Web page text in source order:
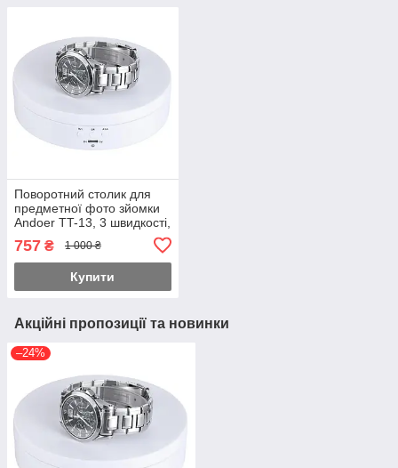
Поворотний столик для
предметної фото зйомки
Andoer TT-13, 3 швидкості,
757 ₴ 1 000 ₴
Купити
Акційні пропозиції та новинки
–24%